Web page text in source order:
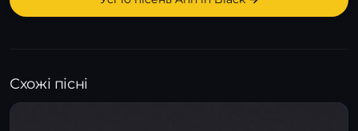
Схожі пісні